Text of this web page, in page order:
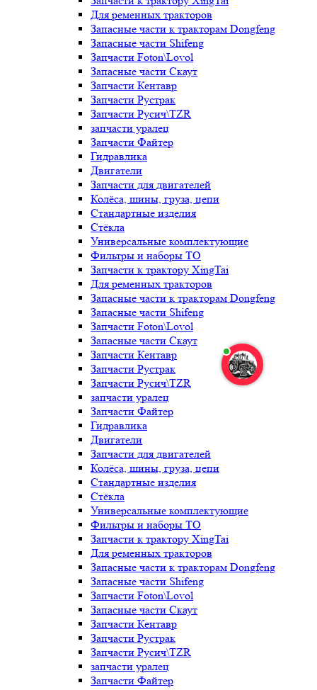
Для ременных тракторов
Запасные части к тракторам Dongfeng
Запасные части Shifeng
Запчасти Foton\Lovol
Запасные части Скаут
Запчасти Кентавр
Запчасти Рустрак
Запчасти Русич\TZR
запчасти уралец
Запчасти Файтер
Гидравлика
Двигатели
Запчасти для двигателей
Колёса, шины, груза, цепи
Стандартные изделия
Стёкла
Универсальные комплектующие
Фильтры и наборы ТО
Запчасти к трактору XingTai
Для ременных тракторов
Запасные части к тракторам Dongfeng
Запасные части Shifeng
Запчасти Foton\Lovol
Запасные части Скаут
Запчасти Кентавр
Запчасти Рустрак
Запчасти Русич\TZR
запчасти уралец
Запчасти Файтер
Гидравлика
Двигатели
Запчасти для двигателей
Колёса, шины, груза, цепи
Стандартные изделия
Стёкла
Универсальные комплектующие
Фильтры и наборы ТО
Запчасти к трактору XingTai
Для ременных тракторов
Запасные части к тракторам Dongfeng
Запасные части Shifeng
Запчасти Foton\Lovol
Запасные части Скаут
Запчасти Кентавр
Запчасти Рустрак
Запчасти Русич\TZR
запчасти уралец
Запчасти Файтер